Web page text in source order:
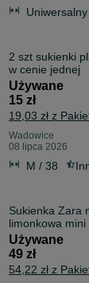
Uniwersalny
2 szt sukienki
w cenie jednej
Używane
15 zł
19,03 zł z
Wadowice
08 lipca 2026
M / 38
Sukienka Zara
limonkowa mini
Używane
49 zł
54,22 zł z